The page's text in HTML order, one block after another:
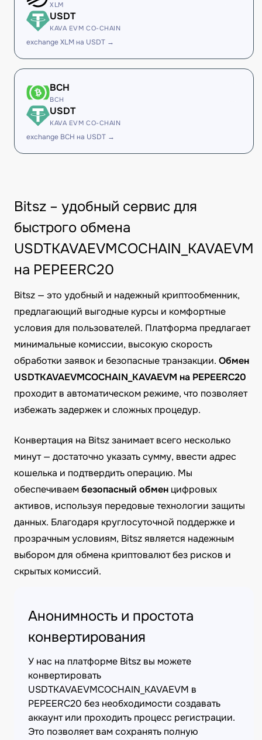
XLM
USDT
KAVA EVM CO-CHAIN
exchange XLM на USDT →
BCH
BCH
USDT
KAVA EVM CO-CHAIN
exchange BCH на USDT →
Bitsz – удобный сервис для
быстрого обмена
USDTKAVAEVMCOCHAIN_KAVAEVM
на PEPEERC20
Bitsz — это удобный и надежный криптообменник,
предлагающий выгодные курсы и комфортные
условия для пользователей. Платформа предлагает
минимальные комиссии, высокую скорость
обработки заявок и безопасные транзакции. Обмен
USDTKAVAEVMCOCHAIN_KAVAEVM на PEPEERC20
проходит в автоматическом режиме, что позволяет
избежать задержек и сложных процедур.
Конвертация на Bitsz занимает всего несколько
минут — достаточно указать сумму, ввести адрес
кошелька и подтвердить операцию. Мы
обеспечиваембезопасный обмен цифровых
активов, используя передовые технологии защиты
данных. Благодаря круглосуточной поддержке и
прозрачным условиям, Bitsz является надежным
выбором для обмена криптовалют без рисков и
скрытых комиссий.
Анонимность и простота
конвертирования
У нас на платформе Bitsz вы можете
конвертировать
USDTKAVAEVMCOCHAIN_KAVAEVM в
PEPEERC20 без необходимости создавать
аккаунт или проходить процесс регистрации.
Это позволяет вам сохранять полную